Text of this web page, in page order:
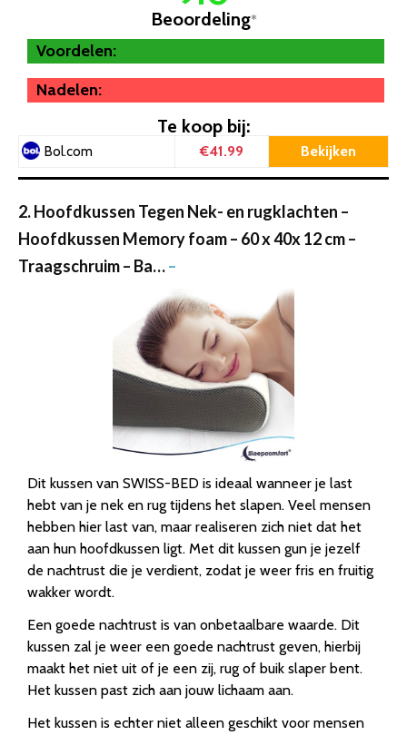
Beoordeling*
Voordelen:
Nadelen:
Te koop bij:
Bol.com €41.99 Bekijken
2. Hoofdkussen Tegen Nek- en rugklachten –
Hoofdkussen Memory foam – 60 x 40x 12 cm –
Traagschruim – Ba…–
Dit kussen van SWISS-BED is ideaal wanneer je last
hebt van je nek en rug tijdens het slapen. Veel mensen
hebben hier last van, maar realiseren zich niet dat het
aan hun hoofdkussen ligt. Met dit kussen gun je jezelf
de nachtrust die je verdient, zodat je weer fris en fruitig
wakker wordt.
Een goede nachtrust is van onbetaalbare waarde. Dit
kussen zal je weer een goede nachtrust geven, hierbij
maakt het niet uit of je een zij, rug of buik slaper bent.
Het kussen past zich aan jouw lichaam aan.
Het kussen is echter niet alleen geschikt voor mensen